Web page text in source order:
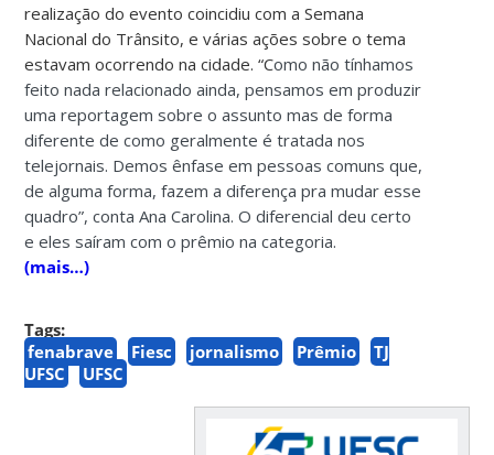
realização do evento coincidiu com a Semana
Nacional do Trânsito, e várias ações sobre o tema
estavam ocorrendo na cidade. “Como não tínhamos
feito nada relacionado ainda, pensamos em produzir
uma reportagem sobre o assunto mas de forma
diferente de como geralmente é tratada nos
telejornais. Demos ênfase em pessoas comuns que,
de alguma forma, fazem a diferença pra mudar esse
quadro”, conta Ana Carolina. O diferencial deu certo
e eles saíram com o prêmio na categoria.
(mais…)
Tags:
fenabrave
Fiesc jornalismo Prêmio
TJ
UFSC
UFSC